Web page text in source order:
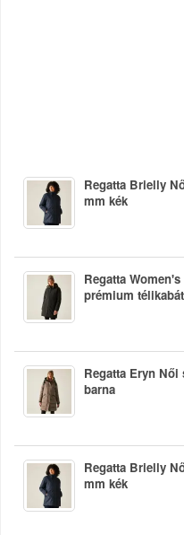
Regatta Brielly
mm kék
Regatta
prémium
Regatta Eryn
barna
Regatta Brielly
mm kék